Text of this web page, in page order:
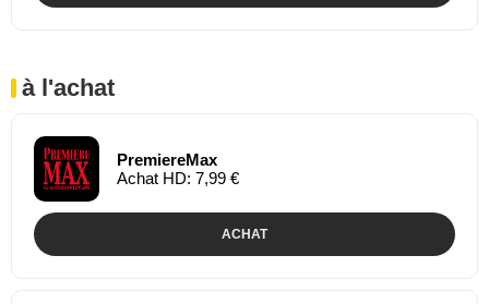
à l'achat
PremiereMax
Achat HD: 7,99 €
ACHAT